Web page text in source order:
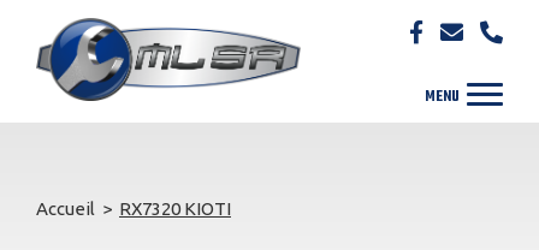
Accueil > RX7320 KIOTI